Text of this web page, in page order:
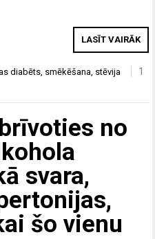
LASĪT VAIRĀK
diabēts smēkēšana stēvija
1
no
svara,
šo vienu